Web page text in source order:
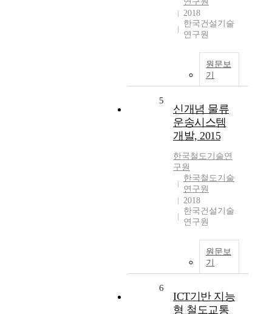
2018
한국건설기술
연구원
원문보
기
5
신개념 물류
운송시스템
개발, 2015
한국철도기술연
구원
한국철도기술
연구원
2018
한국건설기술
연구원
원문보
기
6
ICT기반 지능
형 철도교통